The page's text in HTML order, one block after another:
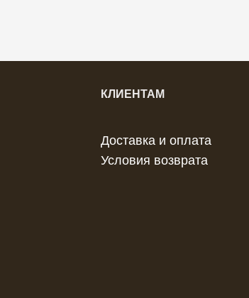
КЛИЕНТАМ
Доставка и оплата
Условия возврата